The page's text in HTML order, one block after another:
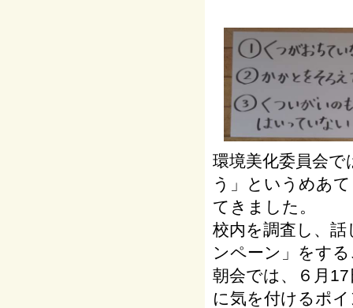
環境美化委員会
う」というめあ
てきました。
校内を調査し、
ンペーン」をす
朝会では、６月
に気を付けるポ